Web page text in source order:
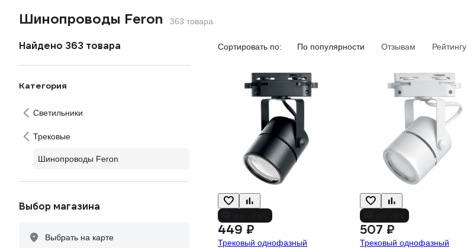
Шинопроводы Feron 363 товара
Найдено 363 товара
Категория
Светильники
Трековые
Шинопроводы Feron
Выбор магазина
Выбрать на карте
Сортировать по: По популярности Отзывам Рейтингу
449 ₽
Трековый однофазный
507 ₽
Трековый однофазный